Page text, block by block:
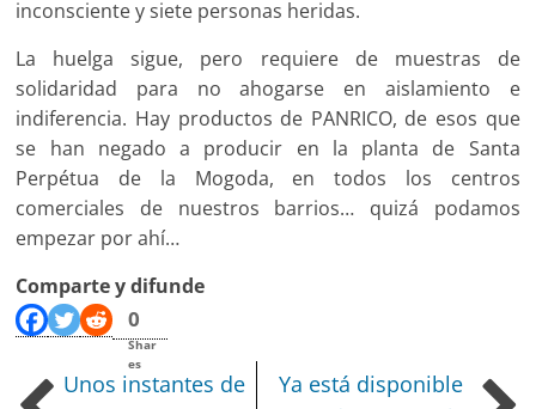
inconsciente y siete personas heridas.
La huelga sigue, pero requiere de muestras de
solidaridad para no ahogarse en aislamiento e
indiferencia. Hay productos de PANRICO, de esos que
se han negado a producir en la planta de Santa
Perpétua de la Mogoda, en todos los centros
comerciales de nuestros barrios… quizá podamos
empezar por ahí…
Comparte y difunde
0
Shar
es
Unos instantes de
Ya está disponible